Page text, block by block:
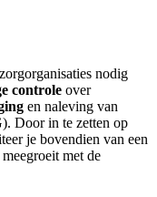
nodig
controle over
en naleving van
Door in te zetten op
je bovendien van een
met de